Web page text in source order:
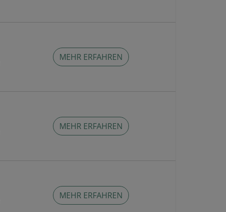
MEHR ERFAHREN
MEHR ERFAHREN
MEHR ERFAHREN